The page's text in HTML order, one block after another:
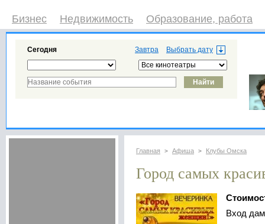
Бизнес Недвижимость Образование, работа
Завтра
Сегодня
Главная > Афиша > Клубы Омска
Город самых
Вход